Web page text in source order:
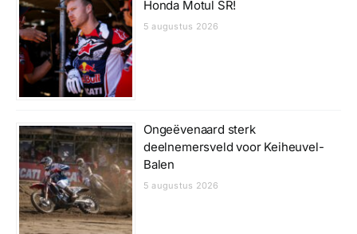
Honda Motul SR!
5 augustus 2026
Ongeëvenaard sterk
deelnemersveld voor Keiheuvel-
Balen
5 augustus 2026